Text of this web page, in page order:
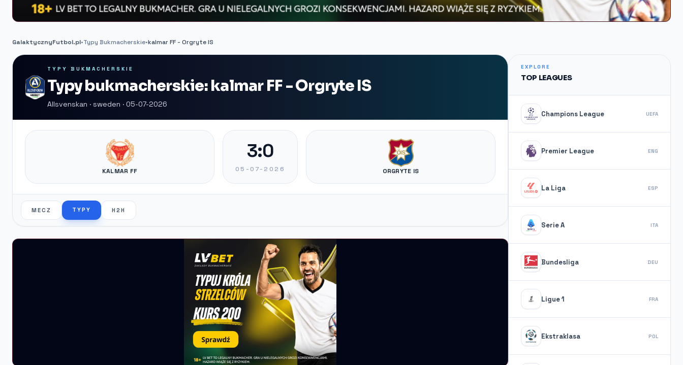
GalaktycznyFutbol.pl•Typy Bukmacherskie•kalmar FF - Orgryte IS
TYPY BUKMACHERSKIE
Typy bukmacherskie: kalmar FF - Orgryte IS
Allsvenskan · sweden · 05-07-2026
KALMAR FF
3:0
05-07-2026 ORGRYTE IS
MECZ TYPY H2H
EXPLORE
TOP LEAGUES
Champions League UEFA
Premier League ENG
La Liga ESP
Serie A ITA
Bundesliga DEU
Ligue 1 FRA
Ekstraklasa POL